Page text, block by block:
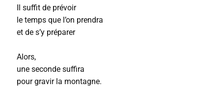
Il suffit de prévoir
le temps que l’on prendra
et de s’y préparer
Alors,
une seconde suffira
pour gravir la montagne.